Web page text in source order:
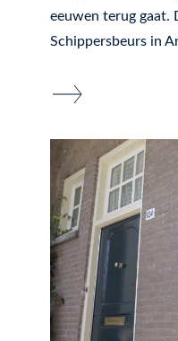
eeuwen terug gaat.
Schippersbeurs in